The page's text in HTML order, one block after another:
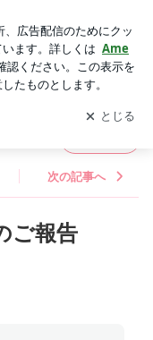
を受け取りまし
開く
次の記事へ
ご報告